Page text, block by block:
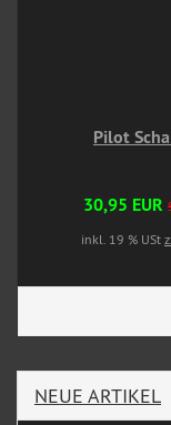
Pilot
30,95 EUR
inkl. 19 % USt
NEUE ARTIKEL